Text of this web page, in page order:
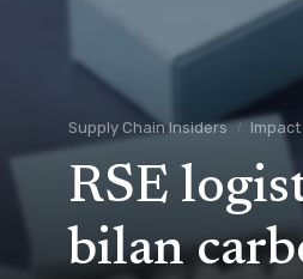
Supply Chain Insiders Impact
RSE
bilan